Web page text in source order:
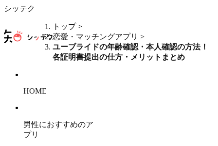
シッテク
トップ>
恋愛・マッチングアプリ >
ユーブライドの年齢確認・本人確認の方法！
各証明書提出の仕方・メリットまとめ
HOME
男性におすすめのア
プリ